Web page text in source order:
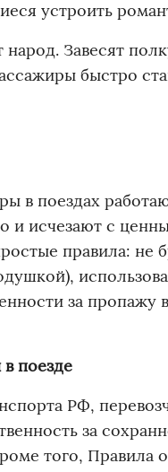
устроить
Завесят
быстро
в поездах
и исчезают с
правила: не
за пропажу
поезде
РФ,
за
того, Правила